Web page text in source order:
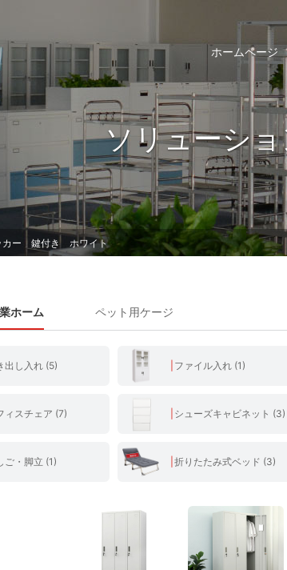
ホームページ
ソリューシ
カー 鍵付き ホワイト
ホーム ペット用ケージ
出し入れ (5) ファイル入れ (1)
ィスチェア (7) シューズキャビネット (3)
ご・脚立 (1) 折りたたみ式ベッド (3)